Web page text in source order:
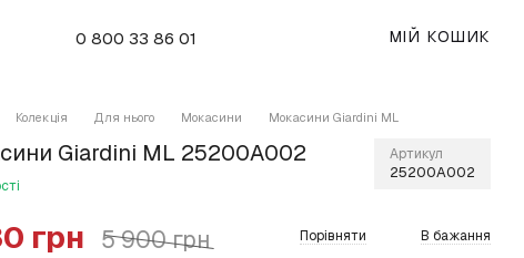
0 800 33 86 01 МІЙ КОШИК
Колекція Для нього Мокасини Мокасини Giardini ML
Giardini ML 25200A002 Артикул
25200A002
грн 5 900 грн Порівняти В бажання